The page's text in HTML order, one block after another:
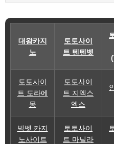
대왕카지
노
토토사이
트 텐텐벳
토토사이
트 도라에
몽
토토사이
트 지엑스
엑스
빅벳 카지
노사이트
토토사이
트 마닐라